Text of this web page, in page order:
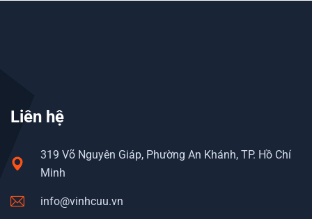
Liên hệ
319 Võ Nguyên Giáp, Phường An Khánh, TP. Hồ Chí
Minh
info@vinhcuu.vn